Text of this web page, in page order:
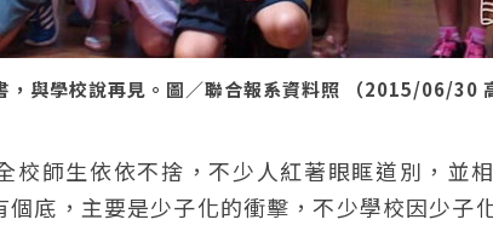
與學校說再見。圖／聯合報系資料照 （2015/06/30
校師生依依不捨，不少人紅著眼眶道別，並
底，主要是少子化的衝擊，不少學校因少子